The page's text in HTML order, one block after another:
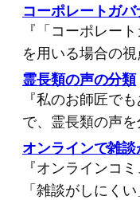
コーポレートガ
『「コーポレー
を用いる場合の
霊長類の声の分類
『私のお師匠で
で、霊長類の声
オンラインで雑
『オンラインコ
「雑談がしにく